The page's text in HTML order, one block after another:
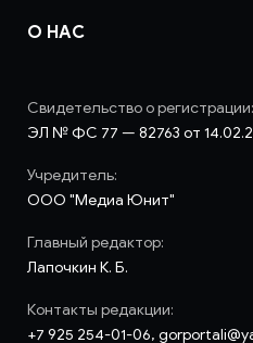
О НАС
Свидетельство о регистрации:
ЭЛ № ФС 77 — 82763 от
Учредитель:
ООО "Медиа Юнит"
Главный редактор:
Лапочкин К. Б.
Контакты редакции:
+7 925 254-01-06,